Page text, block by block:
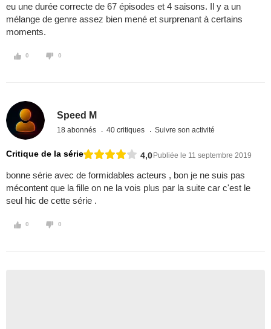
eu une durée correcte de 67 épisodes et 4 saisons. Il y a un
mélange de genre assez bien mené et surprenant à certains
moments.
0 0
Speed M
18 abonnés 40 critiques Suivre son activité
Critique de la série 4,0Publiée le 11 septembre 2019
bonne série avec de formidables acteurs , bon je ne suis pas
mécontent que la fille on ne la vois plus par la suite car c'est le
seul hic de cette série .
0 0